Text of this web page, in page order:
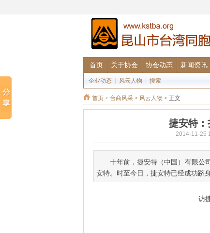
首页 关于协会 协会动态 新闻资讯
企业动态 风云人物 搜索
首页 > 台商风采 > 风云人物 > 正文
捷安特
2014-11-25
十年前，捷安特（中国）有限公
安特。时至今日，捷安特已经成功跻
访